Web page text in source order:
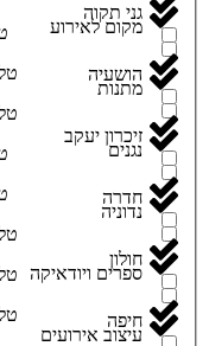
מקום לאירוע
מתנות
נגנים
נדוניה
ספרים ויודאיקה
עיצוב אירועים
גני תקוה
הושעיה
זיכרון יעקב
חדרה
חולון
חיפה